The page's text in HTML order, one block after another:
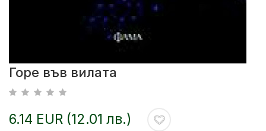
Горе във вилата
6.14 EUR (12.01 лв.)